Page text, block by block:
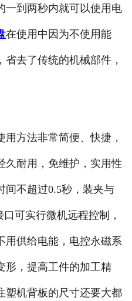
一到两秒内就可以使用电
在使用中因为不使用能
去了传统的机械部件，
用方法非常简便、快捷，
久耐用，免维护，实用性
间不超过0.5秒，装夹与
可实行微机远程控制，
用供给电能，电控永磁系
形，提高工件的加工精
塑机背板的尺寸还要大都